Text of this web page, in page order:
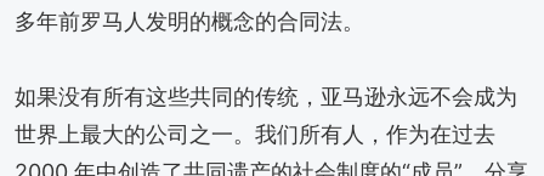
多年前罗马人发明的概念的合同法。
如果没有所有这些共同的传统，亚马逊永远不会成为
世界上最大的公司之一。我们所有人，作为在过去